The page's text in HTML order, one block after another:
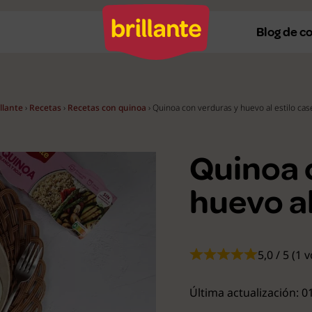
Recetas con Thermomix
Recetas en microondas
Recetas vegetarianas
Recetas veganas
Ver todas
Blog de
› Recetas › Recetas con quinoa › Quinoa con verduras y huevo al estilo
Quinoa
huevo
5,0 / 5 (1
Última actualización: